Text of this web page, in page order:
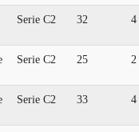
Serie C2 32 4
Serie C2 25 2
Serie C2 33 4